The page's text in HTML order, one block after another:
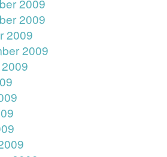
2009
2009
2009